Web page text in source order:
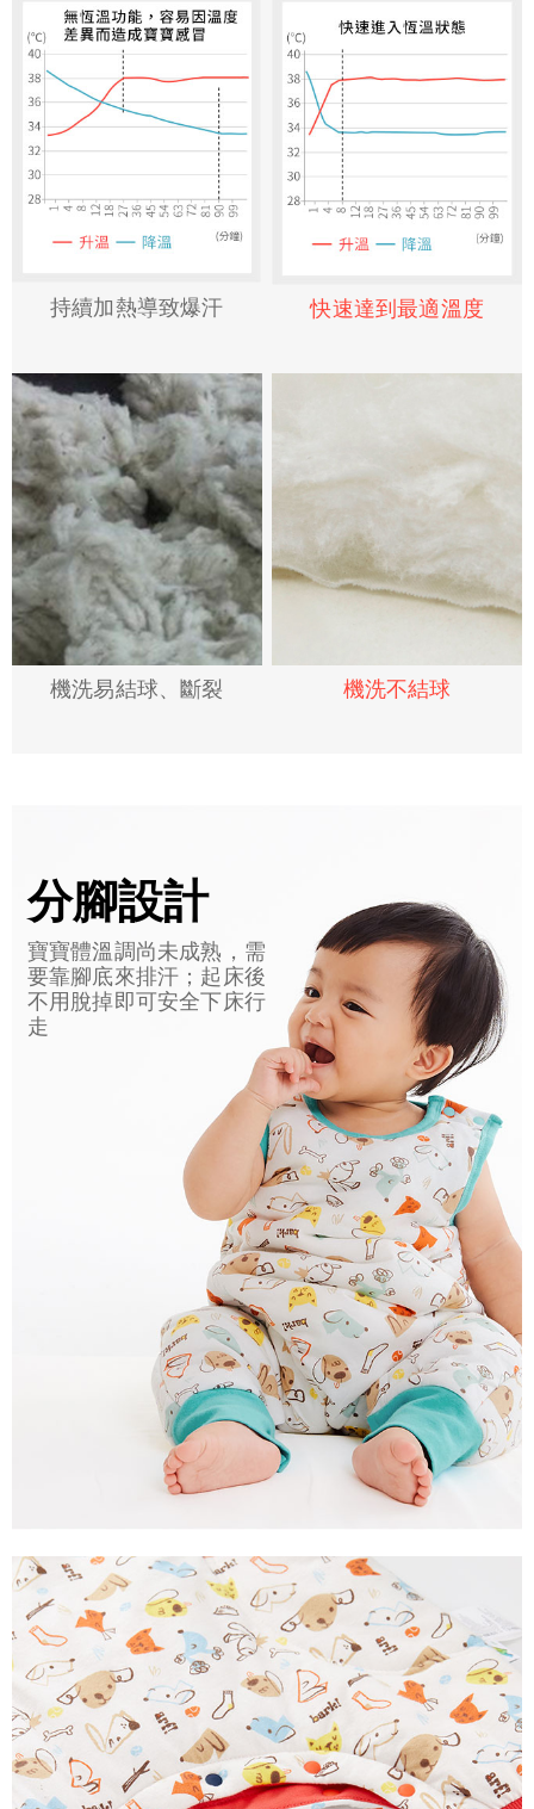
持續加熱導致爆汗 快速達到最適溫度
機洗易結球、斷裂 機洗不結球
分腳設計
寶寶體溫調尚未成熟，需
要靠腳底來排汗；起床後
不用脫掉即可安全下床行
走